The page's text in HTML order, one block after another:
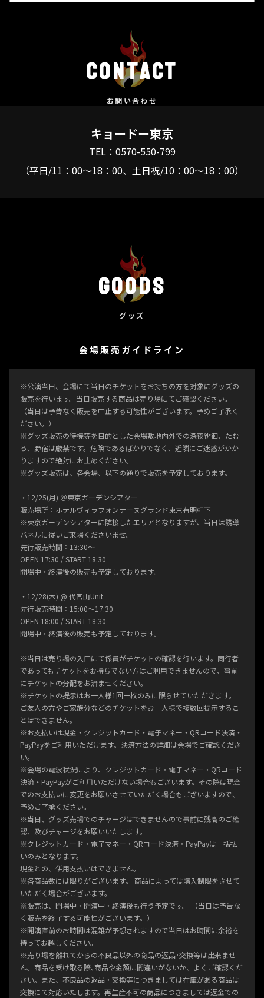
contact
お問い合わせ
キョードー東京
TEL：0570-550-799
（平日/11：00～18：00、土日祝/10：00～18：00）
Goods
グッズ
会場販売ガイドライン
※公演当日、会場にて当日のチケットをお持ちの方を対象にグッズの
販売を行います。当日販売する商品は売り場にてご確認ください。
（当日は予告なく販売を中止する可能性がございます。予めご了承く
ださい。）
※グッズ販売の待機等を目的とした会場敷地内外での深夜徘徊、たむ
ろ、野宿は厳禁です。危険であるばかりでなく、近隣にご迷惑がかか
りますので絶対にお止めください。
※グッズ販売は、各会場、以下の通りで販売を予定しております。
・12/25(月) ＠東京ガーデンシアター
販売場所：ホテルヴィラフォンテーヌグランド東京有明軒下
※東京ガーデンシアターに隣接したエリアとなりますが、当日は誘導
パネルに従いご来場くださいませ。
先行販売時間：13:30～
OPEN 17:30 / START 18:30
開場中・終演後の販売も予定しております。
・12/28(木) @ 代官山Unit
先行販売時間：15:00～17:30
OPEN 18:00 / START 18:30
開場中・終演後の販売も予定しております。
※当日は売り場の入口にて係員がチケットの確認を行います。同行者
であってもチケットをお持ちでない方はご利用できませんので、事前
にチケットの分配をお済ませください。
※チケットの提示はお一人様1回一枚のみに限らせていただきます。
ご友人の方やご家族分などのチケットをお一人様で複数回提示するこ
とはできません。
※お支払いは現金・クレジットカード・電子マネー・QRコード決済・
PayPayをご利用いただけます。決済方法の詳細は会場でご確認くださ
い。
※会場の電波状況により、クレジットカード・電子マネー・QRコード
決済・PayPayがご利用いただけない場合もございます。その際は現金
でのお支払いに変更をお願いさせていただく場合もございますので、
予めご了承ください。
※当日、グッズ売場でのチャージはできませんので事前に残高のご確
認、及びチャージをお願いいたします。
※クレジットカード・電子マネー・QRコード決済・PayPayは一括払
いのみとなります。
現金との、併用支払いはできません。
※各商品数には限りがございます。 商品によっては購入制限をさせて
いただく場合がございます。
※販売は、開場中・開演中・終演後も行う予定です。 （当日は予告な
く販売を終了する可能性がございます。）
※開演直前のお時間は混雑が予想されますので当日はお時間に余裕を
持ってお越しください。
※売り場を離れてからの不良品以外の商品の返品･交換等は出来ませ
ん。商品を受け取る際､商品や金額に間違いがないか、よくご確認くだ
さい。また、不良品の返品・交換等につきましては在庫がある商品は
交換にて対応いたします。再生産不可の商品につきましては返金での